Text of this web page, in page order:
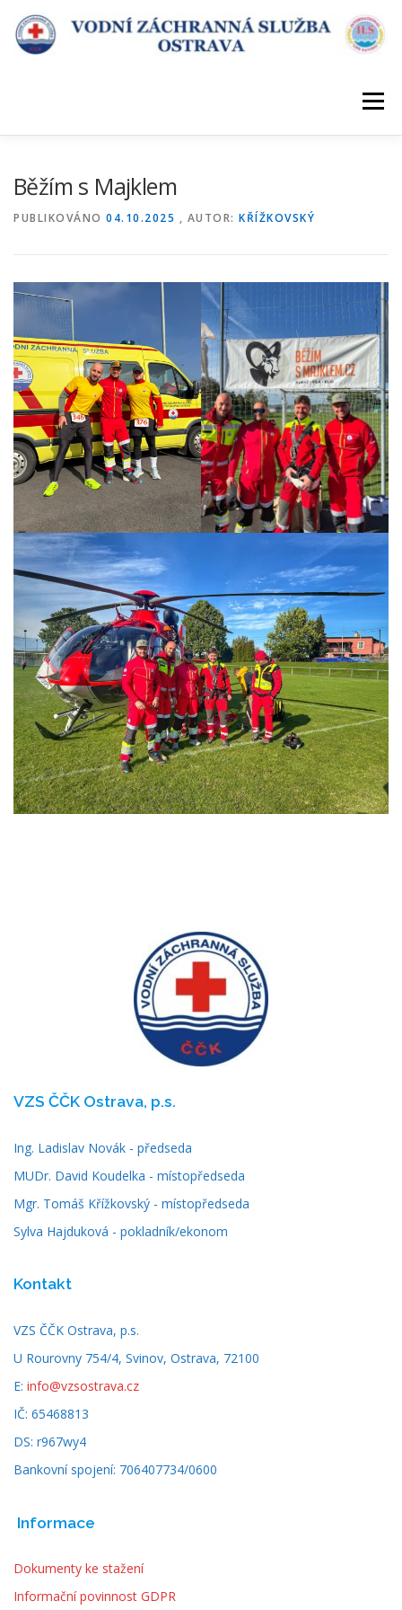
obsah
Menu
Běžím s Majklem
PUBLIKOVÁNO 04.10.2025 , AUTOR: KŘÍŽKOVSKÝ
VZS ČČK Ostrava, p.s.
Ing. Ladislav Novák - předseda
MUDr. David Koudelka - místopředseda
Mgr. Tomáš Křížkovský - místopředseda
Sylva Hajduková - pokladník/ekonom
Kontakt
VZS ČČK Ostrava, p.s.
U Rourovny 754/4, Svinov, Ostrava, 72100
E: info@vzsostrava.cz
IČ: 65468813
DS: r967wy4
Bankovní spojení: 706407734/0600
Informace
Dokumenty ke stažení
Informační povinnost GDPR